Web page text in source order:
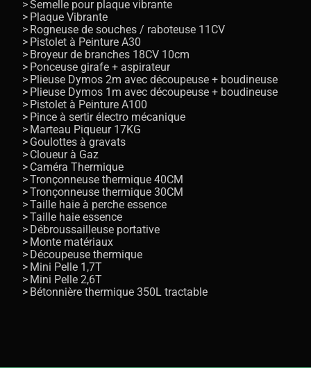
Semelle pour plaque vibrante
Plaque Vibrante
Rogneuse de souches / raboteuse 11CV
Pistolet à Peinture A30
Broyeur de branches 18CV 10cm
Ponceuse girafe + aspirateur
Plieuse Dymos 2m avec découpeuse + boudineuse
Plieuse Dymos 1m avec découpeuse + boudineuse
Pistolet à Peinture A100
Pince à sertir électro mécanique
Marteau Piqueur 17KG
Goulottes à gravats
Cloueur à Gaz
Caméra Thermique
Tronçonneuse thermique 40CM
Tronçonneuse thermique 30CM
Taille haie à perche essence
Taille haie essence
Débroussailleuse portative
Monte matériaux
Découpeuse thermique
Mini Pelle 1,7T
Mini Pelle 2,6T
Bétonnière thermique 350L tractable